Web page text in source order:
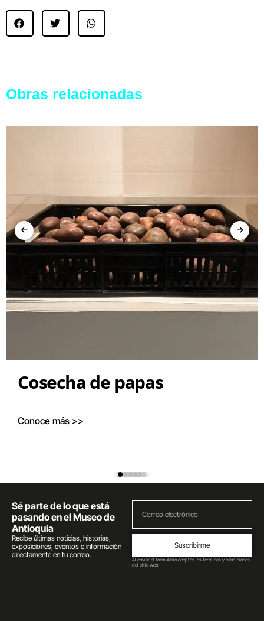
Obras relacionadas
Cosecha de papas
Conoce más >>
Sé parte de lo que está
pasando en el Museo de
Antioquia
Recibe últimas noticias, historias,
exposiciones, eventos e información
directamente en tu correo.
Suscribirme
Al enviar el formulario aceptas los términos y condiciones
del sitio web